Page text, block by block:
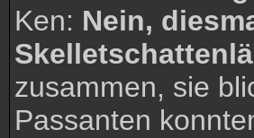
Ken: Nein,
zusammen, sie
Passanten